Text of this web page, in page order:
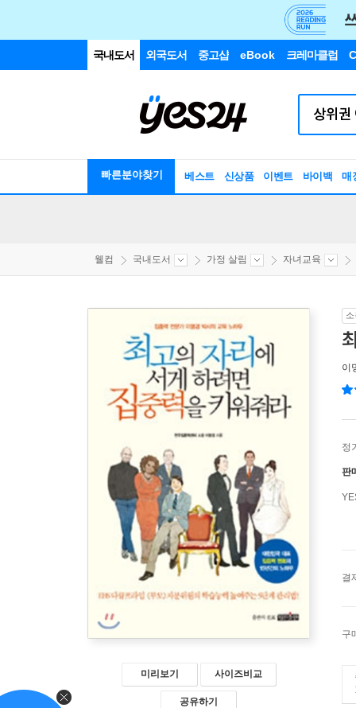
국내도서 외국도서 중고샵 eBook 크레마클럽
빠른분야찾기 베스트 신상품 이벤트 바이백 매
웰컴 국내도서 가정 살림 자녀교육
미리보기 사이즈비교
공유하기
이
정
판
결
구